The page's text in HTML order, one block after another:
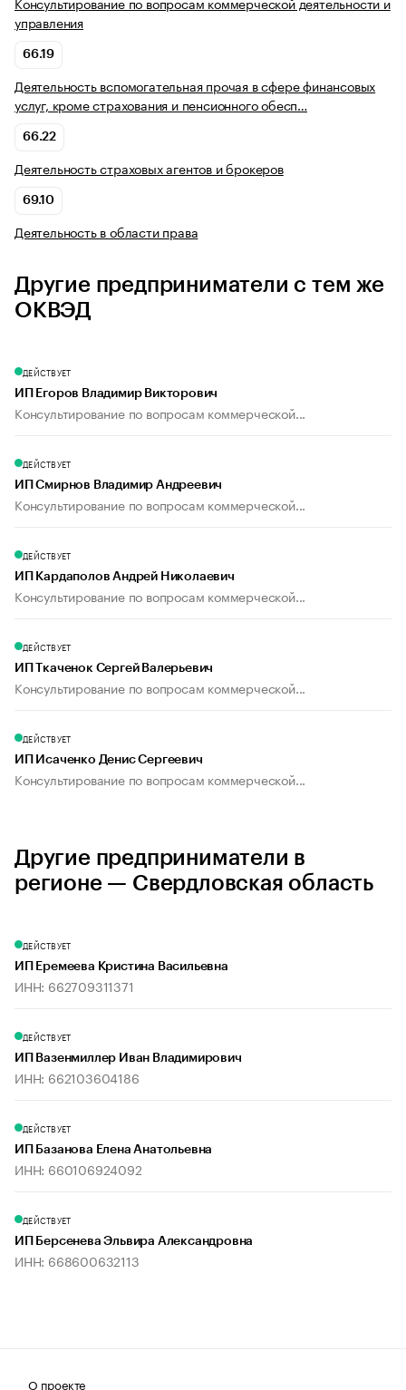
управления
66.19
Деятельность вспомогательная прочая в сфере финансовых
услуг, кроме страхования и пенсионного обесп…
66.22
Деятельность страховых агентов и брокеров
69.10
Деятельность в области права
Другие предприниматели с тем же
ОКВЭД
ДЕЙСТВУЕТ
ИП Егоров Владимир Викторович
Консультирование по вопросам коммерческой...
ДЕЙСТВУЕТ
ИП Смирнов Владимир Андреевич
Консультирование по вопросам коммерческой...
ДЕЙСТВУЕТ
ИП Кардаполов Андрей Николаевич
Консультирование по вопросам коммерческой...
ДЕЙСТВУЕТ
ИП Ткаченок Сергей Валерьевич
Консультирование по вопросам коммерческой...
ДЕЙСТВУЕТ
ИП Исаченко Денис Сергеевич
Консультирование по вопросам коммерческой...
Другие предприниматели в
регионе — Свердловская область
ДЕЙСТВУЕТ
ИП Еремеева Кристина Васильевна
ИНН: 662709311371
ДЕЙСТВУЕТ
ИП Вазенмиллер Иван Владимирович
ИНН: 662103604186
ДЕЙСТВУЕТ
ИП Базанова Елена Анатольевна
ИНН: 660106924092
ДЕЙСТВУЕТ
ИП Берсенева Эльвира Александровна
ИНН: 668600632113
О проекте